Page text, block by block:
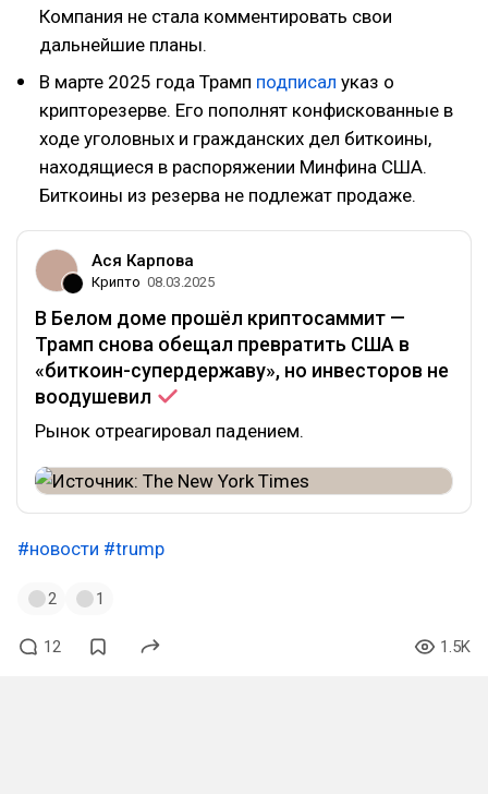
Компания не стала комментировать свои
дальнейшие планы.
В марте 2025 года Трамп подписал указ о
крипторезерве. Его пополнят конфискованные в
ходе уголовных и гражданских дел биткоины,
находящиеся в распоряжении Минфина США.
Биткоины из резерва не подлежат продаже.
Ася Карпова
Крипто 08.03.2025
В Белом доме прошёл криптосаммит —
Трамп снова обещал превратить США в
«биткоин-супердержаву», но инвесторов не
воодушевил
Рынок отреагировал падением.
#новости #trump
2 1
12 1.5K